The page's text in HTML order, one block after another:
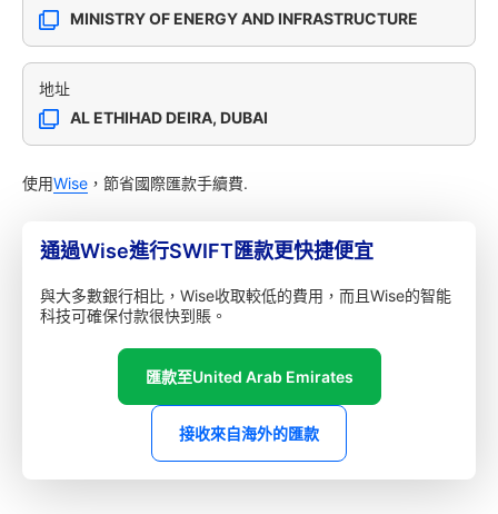
MINISTRY OF ENERGY AND INFRASTRUCTURE
地址
AL ETHIHAD DEIRA, DUBAI
使用Wise ，節省國際匯款手續費.
通過Wise進行SWIFT匯款更快捷便宜
與大多數銀行相比，Wise收取較低的費用，而且Wise的智能
科技可確保付款很快到賬。
匯款至United Arab Emirates
接收來自海外的匯款